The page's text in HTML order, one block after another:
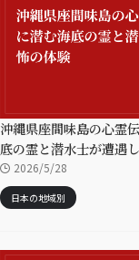
沖縄県座間味島の心霊
底の霊と潜水士が遭遇
2026/5/28
日本の地域別